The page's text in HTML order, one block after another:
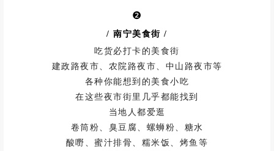
❷
/ 南宁美食街 /
吃货必打卡的美食街
建政路夜市、农院路夜市、中山路夜市等
各种你能想到的美食小吃
在这些夜市街里几乎都能找到
当地人都爱逛
卷筒粉、臭豆腐、螺蛳粉、糖水
酸嘢、蜜汁排骨、糯米饭、烤鱼等